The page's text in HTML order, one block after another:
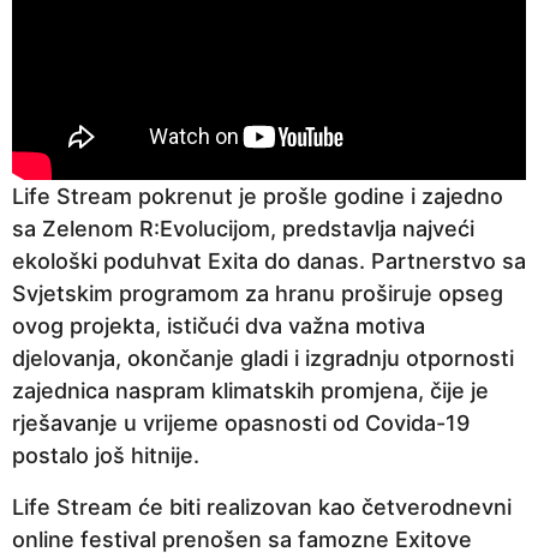
Life Stream pokrenut je prošle godine i zajedno
sa Zelenom R:Evolucijom, predstavlja najveći
ekološki poduhvat Exita do danas. Partnerstvo sa
Svjetskim programom za hranu proširuje opseg
ovog projekta, ističući dva važna motiva
djelovanja, okončanje gladi i izgradnju otpornosti
zajednica naspram klimatskih promjena, čije je
rješavanje u vrijeme opasnosti od Covida-19
postalo još hitnije.
Life Stream će biti realizovan kao četverodnevni
online festival prenošen sa famozne Exitove